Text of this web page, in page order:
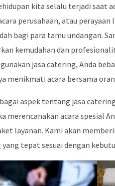
kita selalu terjadi saat
perusahaan, atau
bagi para tamu undangan.
kemudahan dan
jasa catering, Anda
menikmati acara bersama
aspek tentang jasa
merencanakan acara spesial
layanan. Kami akan
tepat sesuai dengan